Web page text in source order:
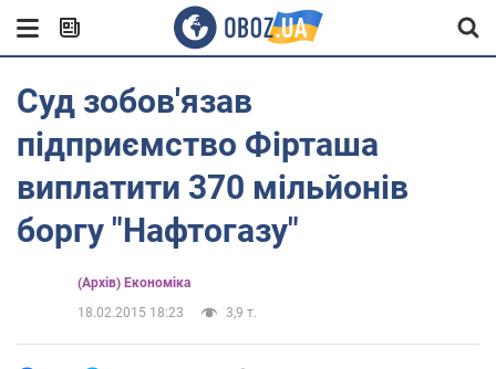
Суд зобов'язав
підприємство Фірташа
виплатити 370 мільйонів
боргу "Нафтогазу"
(Архів) Економіка
18.02.2015 18:23
3,9 т.